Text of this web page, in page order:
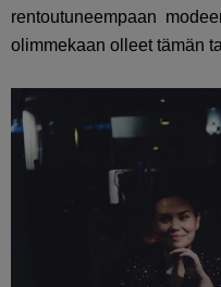
rentoutuneempaan
olimmekaan olleet tämän